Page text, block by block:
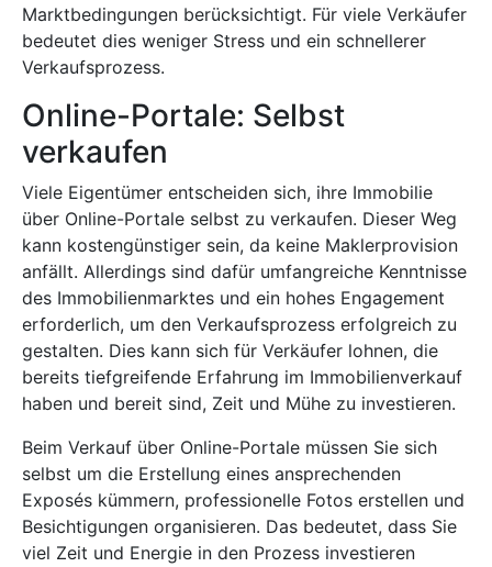
Marktbedingungen berücksichtigt. Für viele Verkäufer
bedeutet dies weniger Stress und ein schnellerer
Verkaufsprozess.
Online-Portale: Selbst
verkaufen
Viele Eigentümer entscheiden sich, ihre Immobilie
über Online-Portale selbst zu verkaufen. Dieser Weg
kann kostengünstiger sein, da keine Maklerprovision
anfällt. Allerdings sind dafür umfangreiche Kenntnisse
des Immobilienmarktes und ein hohes Engagement
erforderlich, um den Verkaufsprozess erfolgreich zu
gestalten. Dies kann sich für Verkäufer lohnen, die
bereits tiefgreifende Erfahrung im Immobilienverkauf
haben und bereit sind, Zeit und Mühe zu investieren.
Beim Verkauf über Online-Portale müssen Sie sich
selbst um die Erstellung eines ansprechenden
Exposés kümmern, professionelle Fotos erstellen und
Besichtigungen organisieren. Das bedeutet, dass Sie
viel Zeit und Energie in den Prozess investieren